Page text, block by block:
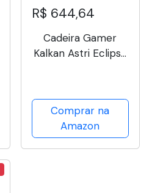
R$ 644,64
Cadeira Gamer
Kalkan Astri Eclipse
Comprar na
Amazon